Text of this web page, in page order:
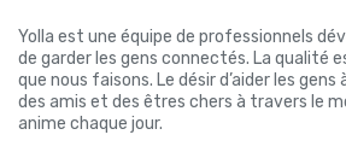
Yolla est une équipe de professionnels
de garder les gens connectés. La qualité
que nous faisons. Le désir d’aider les
des amis et des êtres chers à travers le
anime chaque jour.